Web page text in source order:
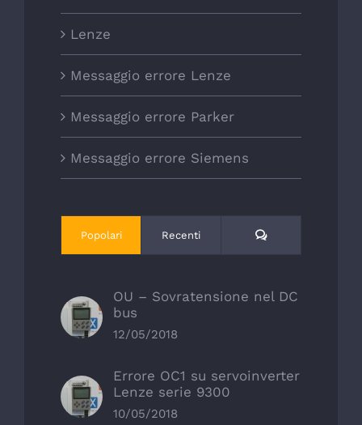
Lenze
Messaggio errore Lenze
Messaggio errore Parker
Messaggio errore Siemens
Popolari Recenti Commenti
OU – Sovratensione nel DC
bus
12/05/2018
Errore OC1 su servoinverter
Lenze serie 9300
10/05/2018